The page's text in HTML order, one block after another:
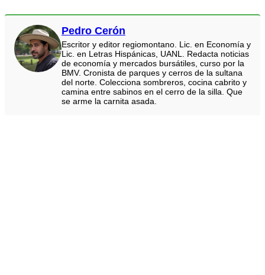
Pedro Cerón
Escritor y editor regiomontano. Lic. en Economía y
Lic. en Letras Hispánicas, UANL. Redacta noticias
de economía y mercados bursátiles, curso por la
BMV. Cronista de parques y cerros de la sultana
del norte. Colecciona sombreros, cocina cabrito y
camina entre sabinos en el cerro de la silla. Que
se arme la carnita asada.